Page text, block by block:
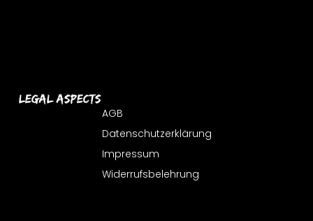
Legal Aspects
AGB
Datenschutzerklärung
Impressum
Widerrufsbelehrung